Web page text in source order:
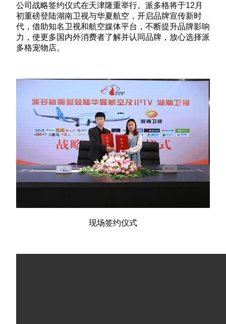
公司战略签约仪式在天津隆重举行。派多格将于12月
初重磅登陆湖南卫视与华夏航空，开启品牌宣传新时
代，借助知名卫视和航空媒体平台，不断提升品牌影响
力，使更多国内外消费者了解并认同品牌，放心选择派
多格宠物店。
现场签约仪式